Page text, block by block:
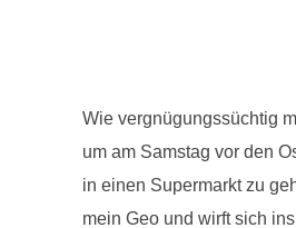
Wie vergnügungssüchtig
um am Samstag vor den
in einen Supermarkt zu
mein Geo und wirft sich